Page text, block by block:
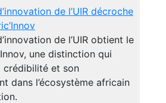
de l’UIR décroche
de l’UIR obtient le
une distinction qui
crédibilité et son
dans l’écosystème africain